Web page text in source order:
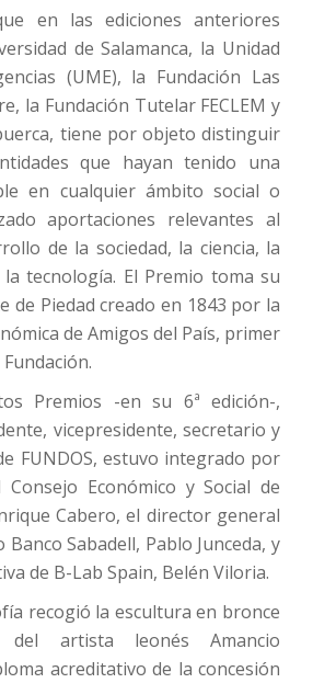
en las ediciones anteriores
de Salamanca, la Unidad
(UME), la Fundación Las
la Fundación Tutelar FECLEM y
tiene por objeto distinguir
que hayan tenido una
en cualquier ámbito social o
aportaciones relevantes al
de la sociedad, la ciencia, la
tecnología. El Premio toma su
de Piedad creado en 1843 por la
de Amigos del País, primer
Premios -en su 6ª edición-,
vicepresidente, secretario y
FUNDOS, estuvo integrado por
Económico y Social de
Cabero, el director general
Sabadell, Pablo Junceda, y
de B-Lab Spain, Belén Viloria.
recogió la escultura en bronce
del artista leonés Amancio
acreditativo de la concesión